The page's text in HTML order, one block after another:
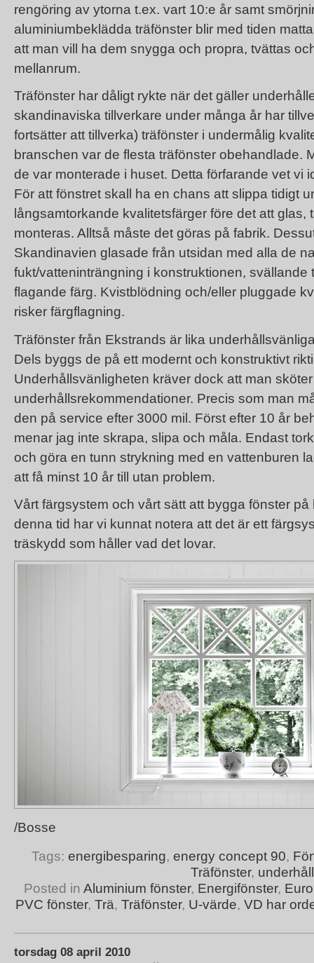
rengöring av ytorna t.ex. vart 10:e år samt
aluminiumbeklädda träfönster blir med tiden
att man vill ha dem snygga och propra, tvättas
mellanrum.
Träfönster har dåligt rykte när det gäller
skandinaviska tillverkare under många år har
fortsätter att tillverka) träfönster i undermålig
branschen var de flesta träfönster obehandlade.
de var monterade i huset. Detta förfarande vet vi
För att fönstret skall ha en chans att slippa tidigt
långsamtorkande kvalitetsfärger före det att glas,
monteras. Alltså måste det göras på fabrik.
Skandinavien glasade från utsidan med alla de
fukt/vatteninträngning i konstruktionen, svällande
flagande färg. Kvistblödning och/eller pluggade
risker färgflagning.
Träfönster från Ekstrands är lika
Dels byggs de på ett modernt och konstruktivt
Underhållsvänligheten kräver dock att man
underhållsrekommendationer. Precis som man
den på service efter 3000 mil. Först efter 10 år
menar jag inte skrapa, slipa och måla. Endast
och göra en tunn strykning med en vattenburen
att få minst 10 år till utan problem.
Vårt färgsystem och vårt sätt att bygga fönster
denna tid har vi kunnat notera att det är ett
träskydd som håller vad det lovar.
/Bosse
Tags: energibesparing, energy concept 90,
Träfönster, underhåll
Posted in Aluminium fönster, Energifönster,
PVC fönster, Trä, Träfönster, U-värde, VD har
torsdag 08 april 2010